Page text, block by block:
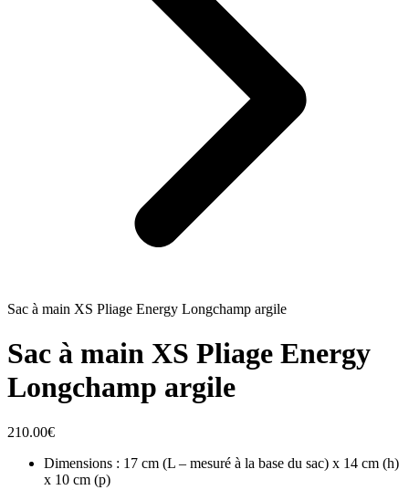
Sac à main XS Pliage Energy Longchamp argile
Sac à main XS Pliage Energy
Longchamp argile
210.00€
Dimensions : 17 cm (L – mesuré à la base du sac) x 14 cm (h)
x 10 cm (p)